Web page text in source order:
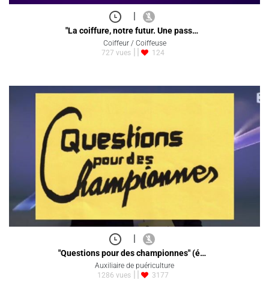
|
"La coiffure, notre futur. Une pass…
Coiffeur / Coiffeuse
727 vues
124
"Questions pour des championnes" (é…
Auxiliaire de puériculture
1286 vues
3177